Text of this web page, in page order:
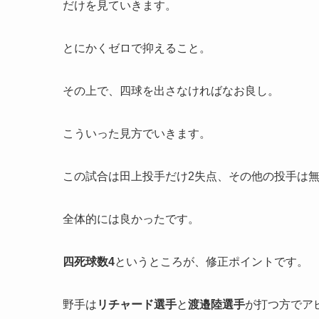
だけを見ていきます。
とにかくゼロで抑えること。
その上で、四球を出さなければなお良し。
こういった見方でいきます。
この試合は田上投手だけ2失点、その他の投手は無
全体的には良かったです。
四死球数4というところが、修正ポイントです。
野手は リチャード選手と渡邉陸選手が打つ方でア